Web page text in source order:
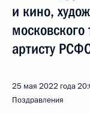
и кино,
артисту
25 мая 2022 года
Поздравления